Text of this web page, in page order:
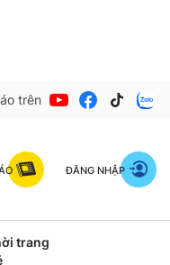
trên
ĐĂNG NHẬP
trang